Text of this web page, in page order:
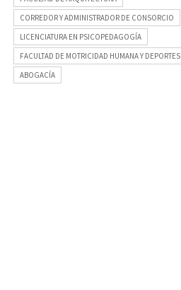
CORREDOR Y ADMINISTRADOR DE CONSORCIO
LICENCIATURA EN PSICOPEDAGOGÍA
FACULTAD DE MOTRICIDAD HUMANA Y DEPORTES
ABOGACÍA